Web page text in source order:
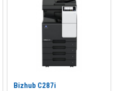
Bizhub C287i